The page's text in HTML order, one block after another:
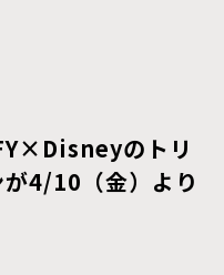
のトリ
4/10（金）より